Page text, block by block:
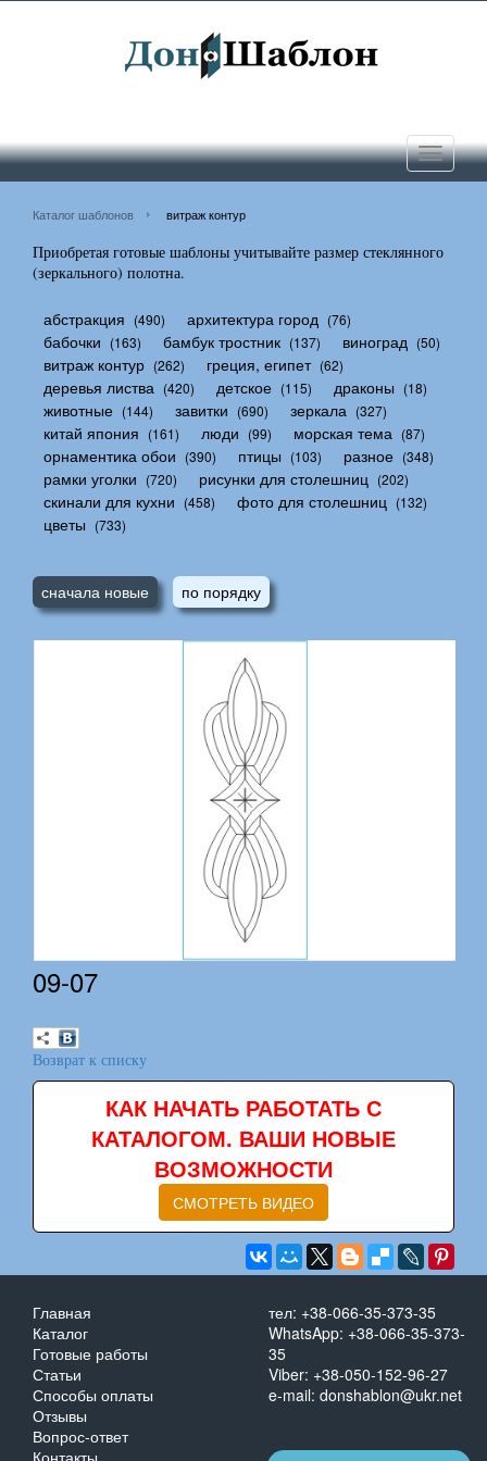
Toggle
Каталог шаблонов витраж контур
Приобретая готовые шаблоны учитывайте размер стеклянного
(зеркального) полотна.
абстракция (490) архитектура город (76)
бабочки (163) бамбук тростник (137) виноград (50)
витраж контур (262) греция, египет (62)
деревья листва (420) детское (115) драконы (18)
животные (144) завитки (690) зеркала (327)
китай япония (161) люди (99) морская тема (87)
орнаментика обои (390) птицы (103) разное (348)
рамки уголки (720) рисунки для столешниц (202)
скинали для кухни (458) фото для столешниц (132)
цветы (733)
сначала новые по порядку
09-07
Возврат к списку
КАК НАЧАТЬ РАБОТАТЬ С
КАТАЛОГОМ. ВАШИ НОВЫЕ
ВОЗМОЖНОСТИ
СМОТРЕТЬ ВИДЕО
Главная
Каталог
Готовые работы
Статьи
Способы оплаты
Отзывы
Вопрос-ответ
тел: +38-066-35-373-35
WhatsApp: +38-066-35-373-
35
Viber: +38-050-152-96-27
e-mail: donshablon@ukr.net